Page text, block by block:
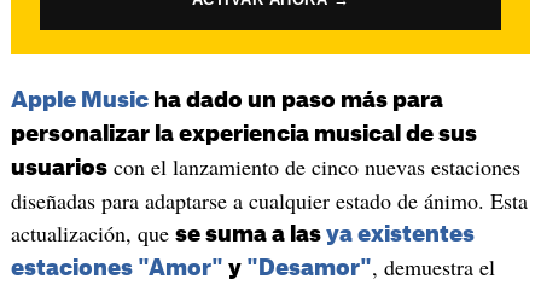
Apple Musicha dado un paso más para
personalizar la experiencia musical de sus
usuarioscon el lanzamiento de cinco nuevas estaciones
diseñadas para adaptarse a cualquier estado de ánimo. Esta
actualización, que se suma a las ya existentes
estaciones "Amor" y "Desamor", demuestra el